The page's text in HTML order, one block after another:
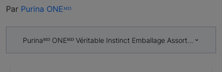
Par Purina ONEᴹᴰ
Purinaᴹᴰ ONEᴹᴰ Véritable Instinct Emballage Assorti